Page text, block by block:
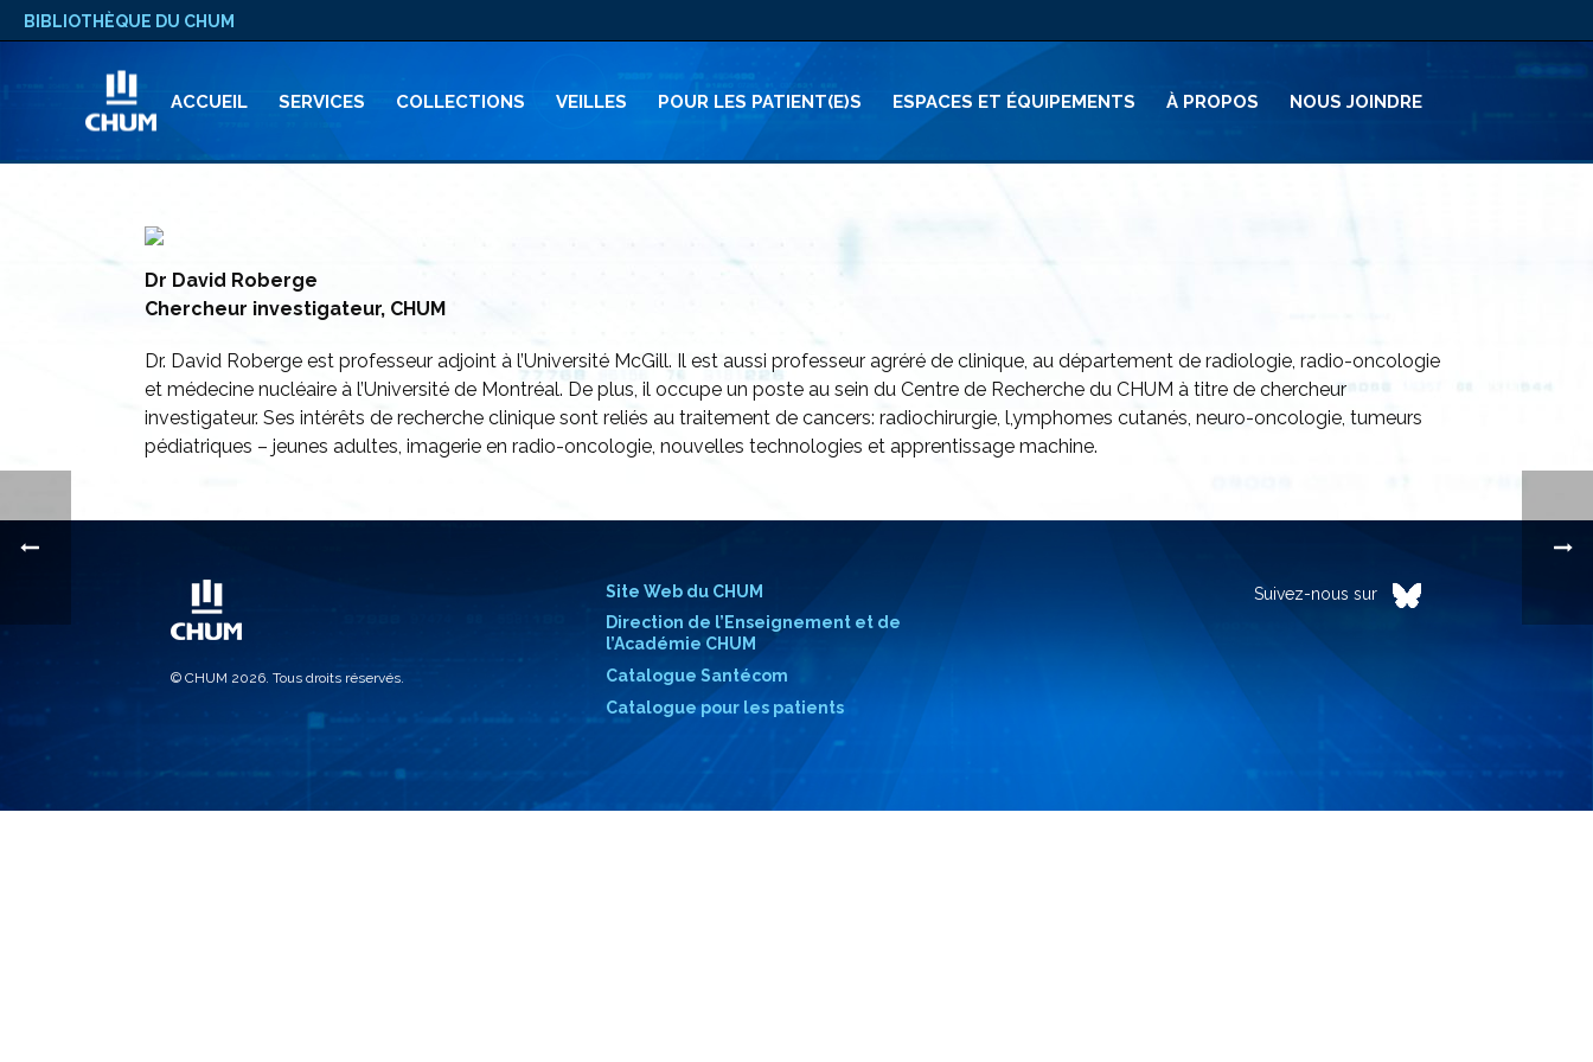
BIBLIOTHÈQUE DU CHUM
ACCUEIL SERVICES COLLECTIONS VEILLES POUR LES PATIENT(E)S ESPACES ET ÉQUIPEMENTS À PROPOS NOUS JOINDRE
Dr David Roberge
Chercheur investigateur, CHUM
Dr. David Roberge est professeur adjoint à l’Université McGill. Il est aussi professeur agréré de clinique, au département de radiologie, radio-oncologie
et médecine nucléaire à l’Université de Montréal. De plus, il occupe un poste au sein du Centre de Recherche du CHUM à titre de chercheur
investigateur. Ses intérêts de recherche clinique sont reliés au traitement de cancers: radiochirurgie, l,ymphomes cutanés, neuro-oncologie, tumeurs
pédiatriques – jeunes adultes, imagerie en radio-oncologie, nouvelles technologies et apprentissage machine.
© CHUM 2026. Tous droits réservés.
Site Web du CHUM
Direction de l’Enseignement et de
l’Académie CHUM
Catalogue Santécom
Catalogue pour les patients
Suivez-nous sur